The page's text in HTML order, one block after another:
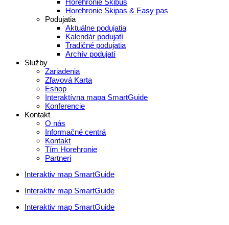
Horehronie Skipas & Easy pas
Podujatia
Aktuálne podujatia
Kalendár podujatí
Tradičné podujatia
Archív podujatí
Služby
Zariadenia
Zľavová Karta
Eshop
Interaktívna mapa SmartGuide
Konferencie
Kontakt
O nás
Informačné centrá
Kontakt
Tím Horehronie
Partneri
Interaktiv map SmartGuide
Interaktiv map SmartGuide
Interaktiv map SmartGuide